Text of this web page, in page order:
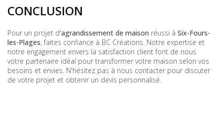
CONCLUSION
Pour un projet d'agrandissement de maison réussi à Six-Fours-
les-Plages, faites confiance à BC Créations. Notre expertise et
notre engagement envers la satisfaction client font de nous
votre partenaire idéal pour transformer votre maison selon vos
besoins et envies. N'hésitez pas à nous contacter pour discuter
de votre projet et obtenir un devis personnalisé.